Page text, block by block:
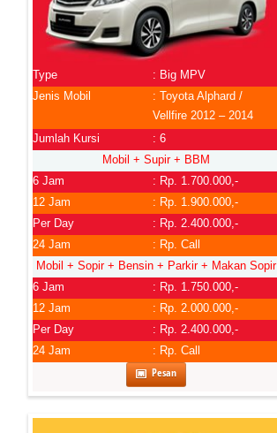
Type
: Big MPV
Jenis Mobil
: Toyota Alphard /
Vellfire 2012 – 2014
Jumlah Kursi
: 6
Mobil + Supir + BBM
6 Jam
: Rp. 1.700.000,-
12 Jam
: Rp. 1.900.000,-
Per Day
: Rp. 2.400.000,-
24 Jam
: Rp. Call
Mobil + Sopir + Bensin + Parkir + Makan Sopir
6 Jam
: Rp. 1.750.000,-
12 Jam
: Rp. 2.000.000,-
Per Day
: Rp. 2.400.000,-
24 Jam
: Rp. Call
Pesan